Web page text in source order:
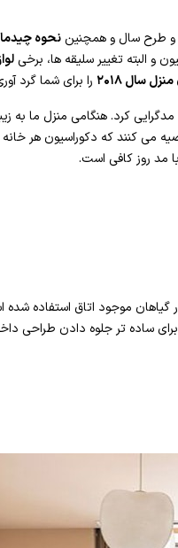
و طرح سال و همچنین نحوه
و البته تغییر سلیقه ها، برخی
را برای شما گرد
کرد. هنگامی منزل ما به
می کنند که دکوراسیون هر
مد روز کافی است.
موجود اتاق استفاده شده
ساده تر جلوه دادن طراحی